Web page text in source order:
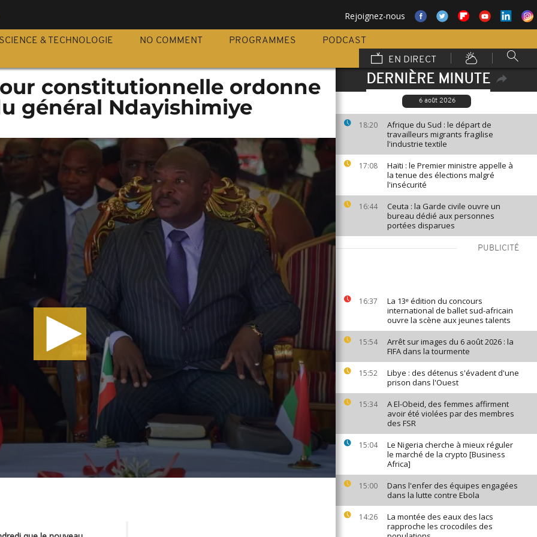
Rejoignez-nous
SCIENCE & TECHNOLOGIE NO COMMENT PROGRAMMES
PODCAST
EN DIRECT
DERNIÈRE MINUTE
6 août 2026
18:20
Afrique du Sud : le départ de
travailleurs migrants fragilise
l'industrie textile
17:08
Haïti : le Premier ministre appelle à
la tenue des élections malgré
l'insécurité
16:44
Ceuta : la Garde civile ouvre un
bureau dédié aux personnes
portées disparues
PUBLICITÉ
16:37
La 13ᵉ édition du concours
international de ballet sud-africain
ouvre la scène aux jeunes talents
15:54
Arrêt sur images du 6 août 2026 : la
FIFA dans la tourmente
15:52
Libye : des détenus s'évadent d'une
prison dans l'Ouest
15:34
A El-Obeid, des femmes affirment
avoir été violées par des membres
des FSR
15:04
Le Nigeria cherche à mieux réguler
le marché de la crypto [Business
Africa]
15:00
Dans l'enfer des équipes engagées
dans la lutte contre Ebola
14:26
La montée des eaux des lacs
rapproche les crocodiles des
constitutionnelle ordonne
général Ndayishimiye